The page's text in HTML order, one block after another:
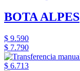
BOTA ALPES
$ 9.590
$ 7.790
$ 6.713